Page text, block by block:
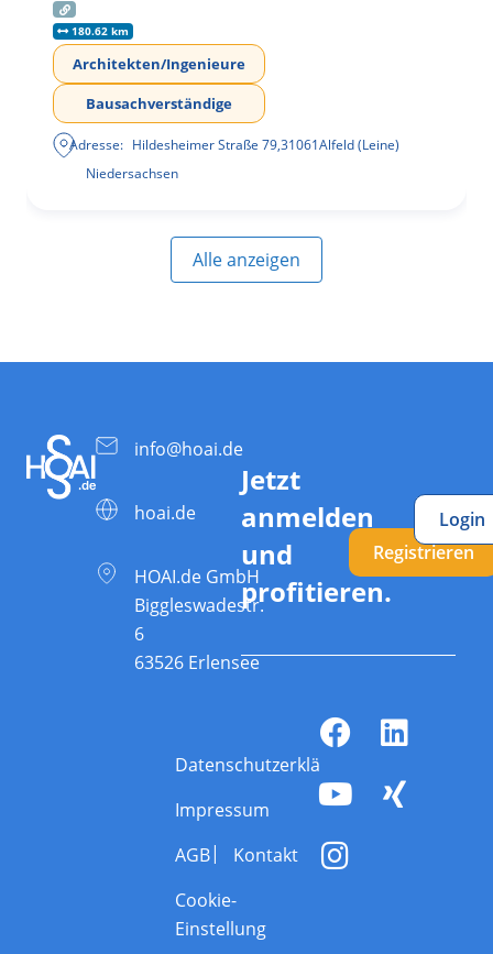
180.62 km
Architekten/Ingenieure
Bausachverständige
Adresse: Hildesheimer Straße 79,31061Alfeld (Leine)
Niedersachsen
Alle anzeigen
info@hoai.de
hoai.de
HOAI.de GmbH
Biggleswadestr.
6
63526 Erlensee
Jetzt
anmelden
und
profitieren.
Registrieren
Login
Datenschutzerklärung
Impressum
AGB
Kontakt
Cookie-
Einstellung